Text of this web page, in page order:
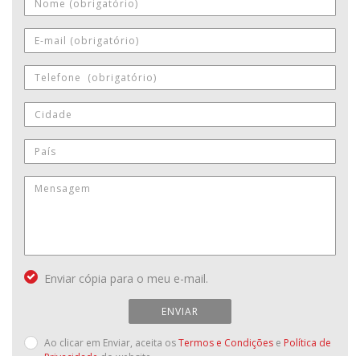
Enviar cópia para o meu e-mail.
ENVIAR
Ao clicar em Enviar, aceita osTermos e Condições e Política de